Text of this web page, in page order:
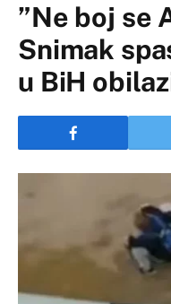
”Ne boj se
Snimak
u BiH